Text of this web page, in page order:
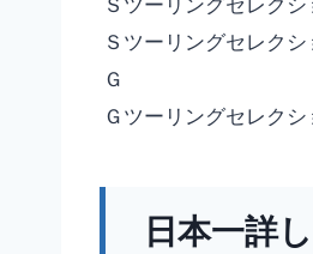
Ｓツーリングセレクシ
Ｓツーリングセレク
Ｇ
Ｇツーリングセレクシ
日本一詳